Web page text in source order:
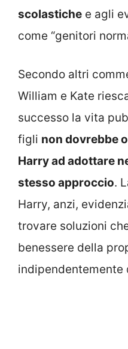
scolastiche e agli
come “genitori
Secondo altri
William e Kate
successo la vita
figli non dovrebbe
Harry ad adottare
stesso approccio.
Harry, anzi,
trovare soluzioni
benessere della
indipendentemente